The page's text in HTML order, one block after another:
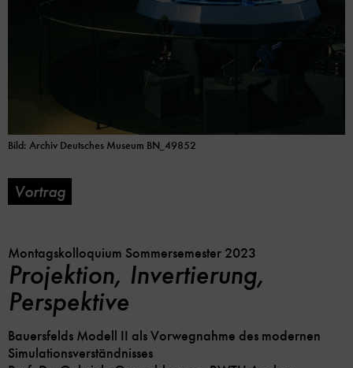
Bild: Archiv Deutsches Museum BN_49852
Vortrag
Montagskolloquium Sommersemester 2023
Projektion, Invertierung,
Perspektive
Bauersfelds Modell II als Vorwegnahme des modernen
Simulationsverständnisses